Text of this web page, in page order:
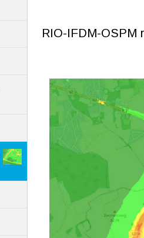
RIO-IFDM-OSPM